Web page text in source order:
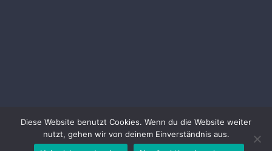
Diese Website benutzt Cookies. Wenn du die Website weiter
nutzt, gehen wir von deinem Einverständnis aus.